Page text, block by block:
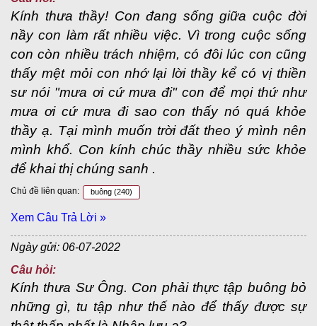
Kính thưa thầy! Con đang sống giữa cuộc đời
nầy con làm rất nhiều việc. Vì trong cuộc sống
con còn nhiều trách nhiệm, có đôi lúc con cũng
thấy mệt mỏi con nhớ lại lời thầy kể có vị thiền
sư nói "mưa ơi cứ mưa đi" con để mọi thứ như
mưa ơi cứ mưa đi sao con thấy nó quá khỏe
thầy ạ. Tại mình muốn trời đất theo ý mình nên
mình khổ. Con kính chúc thầy nhiều sức khỏe
để khai thị chúng sanh .
Chủ đề liên quan: buông (240)
Xem Câu Trả Lời »
Ngày gửi: 06-07-2022
Câu hỏi:
Kính thưa Sư Ông. Con phải thực tập buông bỏ
những gì, tu tập như thế nào để thấy được sự